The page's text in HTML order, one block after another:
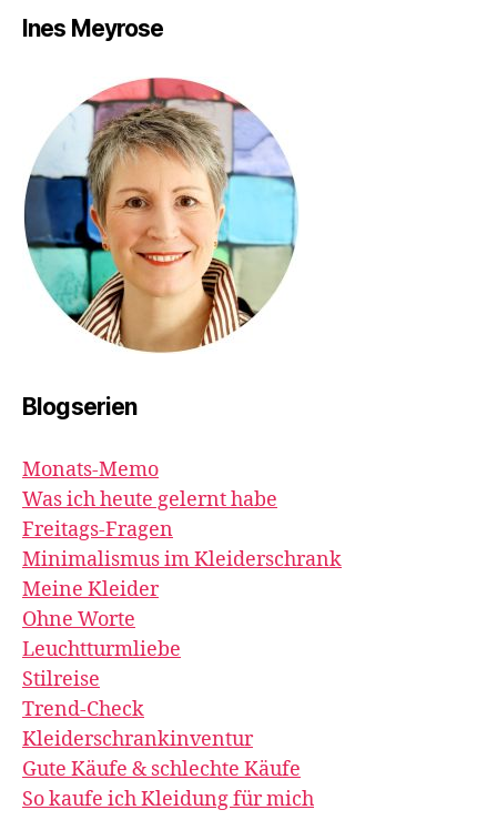
Ines Meyrose
Blogserien
Monats-Memo
Was ich heute gelernt habe
Freitags-Fragen
Minimalismus im Kleiderschrank
Meine Kleider
Ohne Worte
Leuchtturmliebe
Stilreise
Trend-Check
Kleiderschrankinventur
Gute Käufe & schlechte Käufe
So kaufe ich Kleidung für mich